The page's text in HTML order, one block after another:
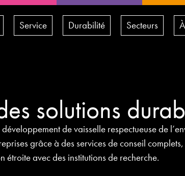
Service Durabilité Secteurs
solutions
de vaisselle respectueuse de
grâce à des services de conseil
étroite avec des institutions de recherche.